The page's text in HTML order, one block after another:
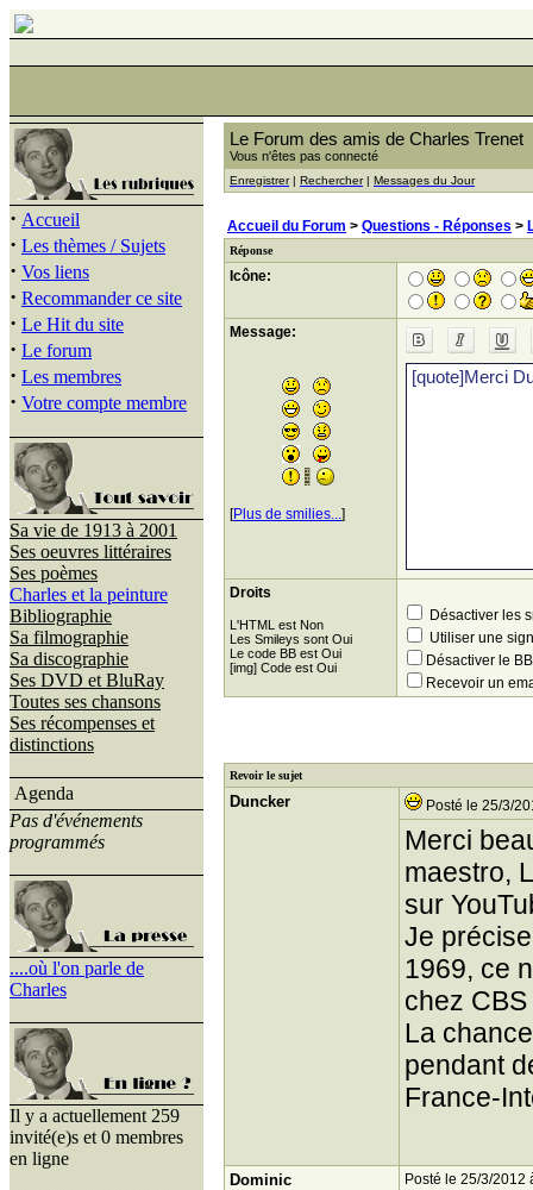
· Accueil
· Les thèmes / Sujets
· Vos liens
· Recommander ce site
· Le Hit du site
· Le forum
· Les membres
· Votre compte membre
Sa vie de 1913 à 2001
Ses oeuvres littéraires
Ses poèmes
Charles et la peinture
Bibliographie
Sa filmographie
Sa discographie
Ses DVD et BluRay
Toutes ses chansons
Ses récompenses et
distinctions
Agenda
Pas d'événements
programmés
....où l'on parle de
Charles
Il y a actuellement 259
invité(e)s et 0 membres
en ligne
Le Forum des amis de Charles Trenet
Vous n'êtes pas connecté
Enregistrer| Rechercher| Messages du Jour
Accueil du Forum > Questions - Réponses >
Réponse
Icône:
Message:
[Plus de smilies...]
Droits
L'HTML est Non
Les Smileys sont Oui
Le code BB est Oui
[img] Code est Oui
Désactiver les
Utiliser une
Désactiver le
Recevoir un
Revoir le sujet
Duncker Posté le 25/3/
Merci
maestro,
sur
Je
1969, ce
chez
La
pendant
France-
Dominic Posté le 25/3/2012